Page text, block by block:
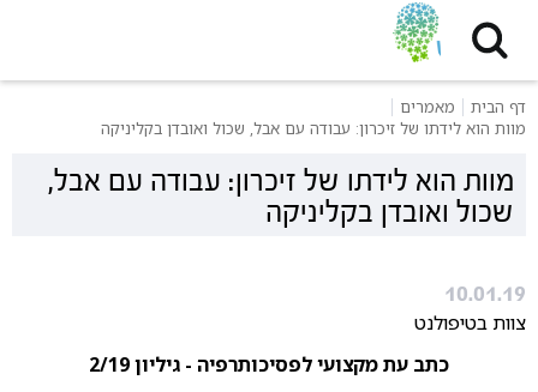
דף הבית
מאמרים
מוות הוא לידתו של זיכרון: עבודה עם אבל, שכול ואובדן בקליניקה
מוות הוא לידתו של זיכרון: עבודה עם אבל,
שכול ואובדן בקליניקה
10.01.19
צוות בטיפולנט
כתב עת מקצועי לפסיכותרפיה - גיליון 2/19